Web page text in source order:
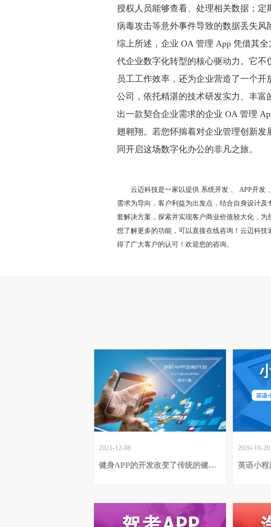
授权人员能够查看、处理相关数据；定
病毒攻击等意外事件导致的数据丢失风
综上所述，企业 OA 管理 App 凭借其
代企业数字化转型的核心驱动力。它
员工工作效率，还为企业营造了一个
公司，依托精湛的技术研发实力、丰富
出一款契合企业需求的企业 OA 管理
翅翱翔。若您怀揣着对企业管理创新
同开启这场数字化办公的非凡之旅。
云迈科技是一家以提供 系统开发 、 APP开发
需求为导向，客户利益为出发点，结合自身设计
套解决方案，探索并实现客户商业价值较大化，
想了解更多的功能，可以直接在线咨询！云迈科
得了广大客户的认可！欢迎您的咨询。
2021-12-08
健身APP的开发改变了传统的健身模式
2020-10-20
英语小程